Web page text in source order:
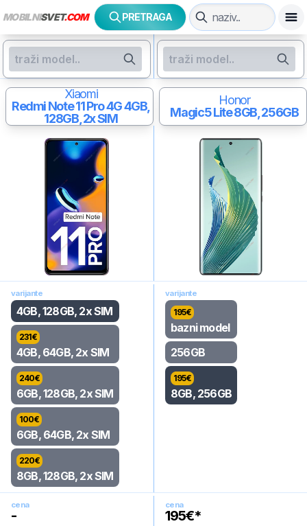
MOBILNISVET.COM PRETRAGA
Xiaomi
Redmi Note 11 Pro 4G4GB,
128GB, 2x SIM
Honor
Magic5 Lite8GB, 256GB
varijante
4GB, 128GB, 2x SIM
231€
4GB, 64GB, 2x SIM
240€
6GB, 128GB, 2x SIM
100€
6GB, 64GB, 2x SIM
220€
8GB, 128GB, 2x SIM
varijante
195€
bazni model
256GB
195€
8GB, 256GB
cena
-
cena
195€*